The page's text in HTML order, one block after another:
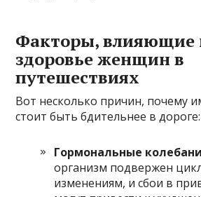
Факторы, влияющие
здоровье женщин в
путешествиях
Вот несколько причин, почему
стоит быть бдительнее в дороге:
Гормональные
организм подвержен
изменениям, и сбои в